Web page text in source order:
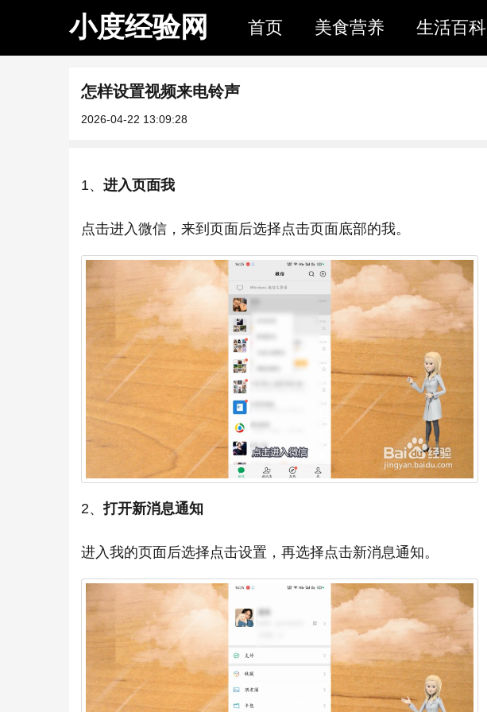
小度经验网 首页 美食营养 生活百科
怎样设置视频来电铃声
2026-04-22 13:09:28
1、 进入页面我
点击进入微信，来到页面后选择点击页面底部的我。
2、打开新消息通知
进入我的页面后选择点击设置，再选择点击新消息通知。